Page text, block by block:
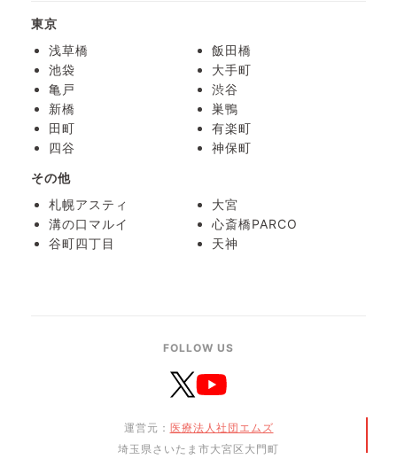
東京
浅草橋
飯田橋
池袋
大手町
亀戸
渋谷
新橋
巣鴨
田町
有楽町
四谷
神保町
その他
札幌アスティ
大宮
溝の口マルイ
心斎橋PARCO
谷町四丁目
天神
FOLLOW US
運営元： 医療法人社団エムズ
埼玉県さいたま市大宮区大門町